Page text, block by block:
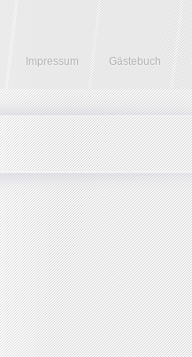
Impressum Gästebuch